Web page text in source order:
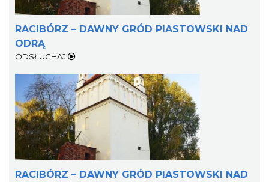
RACIBÓRZ – DAWNY GRÓD PIASTOWSKI NAD
ODRĄ
ODSŁUCHAJ
RACIBÓRZ – DAWNY GRÓD PIASTOWSKI NAD